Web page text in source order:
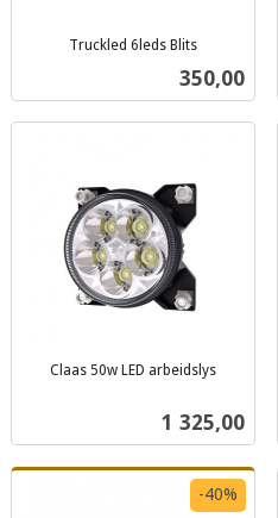
Truckled 6leds Blits
Pris
350,00
Claas 50w LED arbeidslys
Pris
1 325,00
-40%